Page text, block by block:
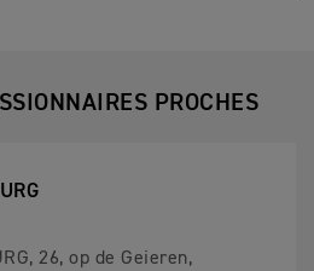
PROCHES
26, op de Geieren,